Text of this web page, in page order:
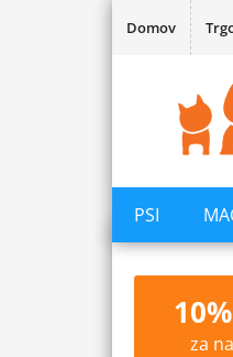
Domov
PSI
za